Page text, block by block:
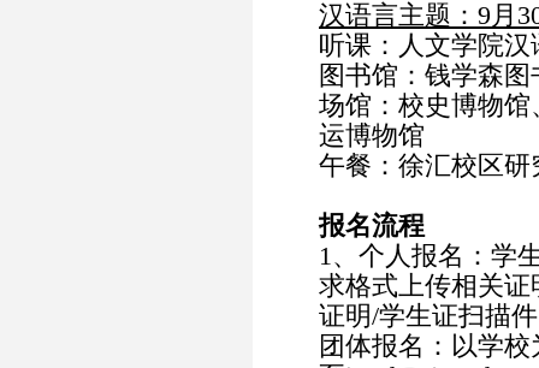
汉语言主题：9月
听课：人文学院
图书馆：钱学森图
场馆：校史博物
运博物馆
午餐：徐汇校区研
报名流程
1、个人报名：学
求格式上传相关
证明/学生证扫描
团体报名：以学